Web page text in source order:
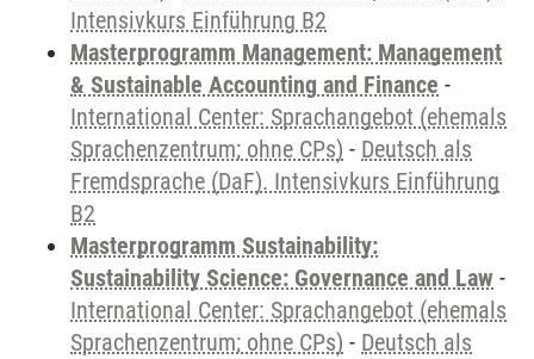
Intensivkurs Einführung B2
Masterprogramm Management: Management
& Sustainable Accounting and Finance -
International Center: Sprachangebot (ehemals
Sprachenzentrum; ohne CPs) - Deutsch als
Fremdsprache (DaF). Intensivkurs Einführung
B2
Masterprogramm Sustainability:
Sustainability Science: Governance and Law -
International Center: Sprachangebot (ehemals
Sprachenzentrum; ohne CPs) - Deutsch als